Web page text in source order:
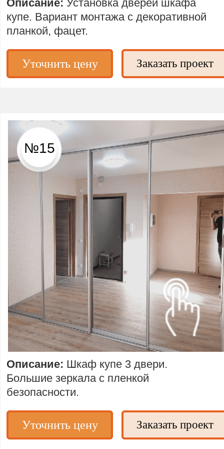
Заказать проект
Уточнить цену
Описание: Шкаф купе 3 двери.
Большие зеркала с пленкой
безопасности.
Описание: Установка дверей шкафа
купе. Вариант монтажа с декоративной
планкой, фацет.
№15
Уточнить цену Заказать проект